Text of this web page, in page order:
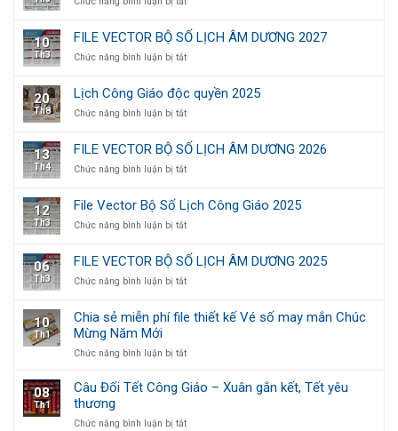
sang
thiết
theo
cầu
2026
Vector
Bộ
Số
Giáo
2026
10
Th3
FILE VECTOR BỘ SỐ LỊCH ÂM DƯƠNG 2027
Chức năng bình luận bị tắtở
VECTOR
BỘ
SỐ
ÂM
DƯƠNG
2027
20
Th8
Lịch Công Giáo độc quyền 2025
Chức năng bình luận bị tắtở
Công
Giáo
độc
2025
13
Th4
FILE VECTOR BỘ SỐ LỊCH ÂM DƯƠNG 2026
Chức năng bình luận bị tắtở
BỘ
SỐ
ÂM
DƯƠNG
2026
12
Th3
File Vector Bộ Số Lịch Công Giáo 2025
Chức năng bình luận bị tắtở
Vector
Bộ
Số
Công
Giáo
06
Th3
FILE VECTOR BỘ SỐ LỊCH ÂM DƯƠNG 2025
Chức năng bình luận bị tắtở
VECTOR
BỘ
LỊCH
DƯƠNG
2025
10
Th1
Chia sẻ miễn phí file thiết kế Vé số may mắn Chúc
Mừng Năm Mới
Chức năng bình luận bị tắtở
sẻ
miễn
file
08
Th1
Câu Đối Tết Công Giáo – Xuân gắn kết, Tết yêu
thương
Chức năng bình luận bị tắtở